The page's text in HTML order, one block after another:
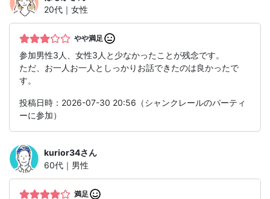
20代｜女性
やや満足
参加男性3人、女性3人と少なかったことが残念です。
ただ、お一人お一人としっかりお話できたのは良かったで
す。
投稿日時：2026-07-30 20:56（シャンクレールのパーティ
ーに参加）
kurior34さん
60代｜男性
満足